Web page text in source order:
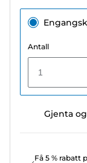
Antall
1
Gjenta
Få 5 % rabatt